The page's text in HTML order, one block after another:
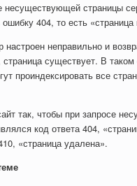
несуществующей страницы
404, то есть
настроен неправильно и
страница существует. В
проиндексировать все
так, чтобы при запросе
код ответа 404,
«страница удалена».